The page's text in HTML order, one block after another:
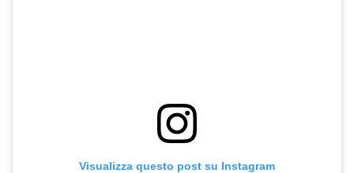
Visualizza questo post su Instagram